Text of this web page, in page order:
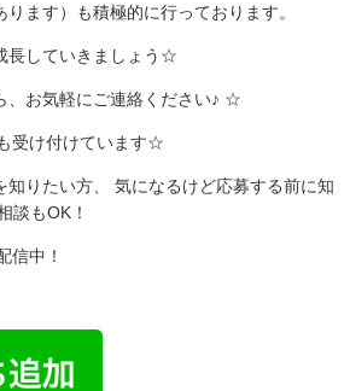
ます）も積極的に行っております。
長していきましょう☆
、お気軽にご連絡ください♪ ☆
受け付けています☆
知りたい方、 気になるけど応募する前に知
談もOK！
信中！